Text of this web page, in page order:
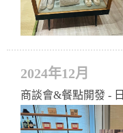
2024年12月
商談會&餐點開發 -